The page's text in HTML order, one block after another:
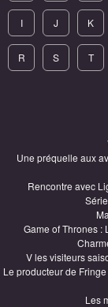
I J K
R S T
Une préquelle aux
Rencontre avec
Game of Thrones :
V les visiteurs
Le producteur de
Les